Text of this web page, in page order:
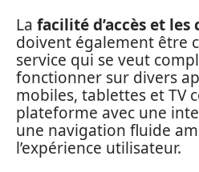
La facilité d’accès et
doivent également être
service qui se veut
fonctionner sur divers
mobiles, tablettes et TV
plateforme avec une
une navigation fluide
l’expérience utilisateur.